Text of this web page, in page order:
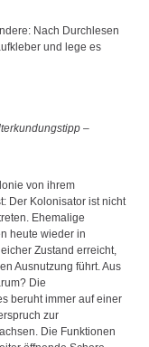
Nach Durchlesen
und lege es
–
von ihrem
Der Kolonisator ist nicht
Ehemalige
heute wieder in
Zustand erreicht,
Ausnutzung führt. Aus
Die
beruht immer auf einer
zur
Die Funktionen